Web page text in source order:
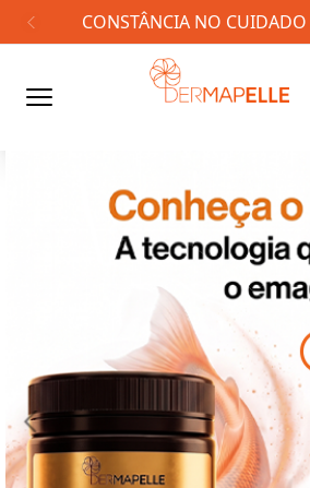
CONSTÂNCIA NO